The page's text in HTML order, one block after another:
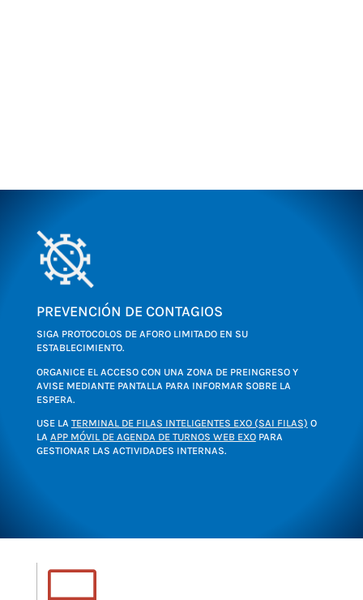
PREVENCIÓN DE CONTAGIOS
SIGA PROTOCOLOS DE AFORO LIMITADO EN SU
ESTABLECIMIENTO.
ORGANICE EL ACCESO CON UNA ZONA DE PREINGRESO Y
AVISE MEDIANTE PANTALLA PARA INFORMAR SOBRE LA
ESPERA.
USE LA TERMINAL DE FILAS INTELIGENTES EXO (SAI FILAS) O
LA APP MÓVIL DE AGENDA DE TURNOS WEB EXOPARA
GESTIONAR LAS ACTIVIDADES INTERNAS.